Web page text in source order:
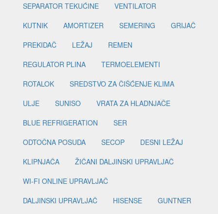
SEPARATOR TEKUĆINE
VENTILATOR
KUTNIK
AMORTIZER SEMERING
GRIJAČ
PREKIDAČ
LEŽAJ
REMEN
REGULATOR PLINA
TERMOELEMENTI
ROTALOK
SREDSTVO ZA ČIŠĆENJE KLIMA
ULJE
SUNISO
VRATA ZA HLADNJAČE
BLUE REFRIGERATION
SER
ODTOČNA POSUDA
SECOP
DESNI LEŽAJ
KLIPNJAČA
ŽIČANI DALJINSKI UPRAVLJAČ
WI-FI ONLINE UPRAVLJAČ
DALJINSKI UPRAVLJAČ
HISENSE
GUNTNER